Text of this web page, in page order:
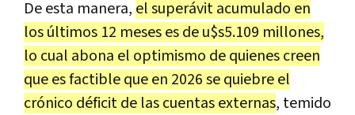
De esta manera, el superávit acumulado en
los últimos 12 meses es de u$s5.109 millones,
lo cual abona el optimismo de quienes creen
que es factible que en 2026 se quiebre el
crónico déficit de las cuentas externas, temido